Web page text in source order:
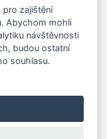
s žádným
uživatelů nemusí nutně
pro zajištění
Abychom mohli
návštěvnosti
budou ostatní
souhlasu.